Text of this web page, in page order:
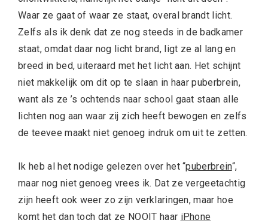
Waar ze gaat of waar ze staat, overal brandt licht.
Zelfs als ik denk dat ze nog steeds in de badkamer
staat, omdat daar nog licht brand, ligt ze al lang en
breed in bed, uiteraard met het licht aan. Het schijnt
niet makkelijk om dit op te slaan in haar puberbrein,
want als ze ’s ochtends naar school gaat staan alle
lichten nog aan waar zij zich heeft bewogen en zelfs
de teevee maakt niet genoeg indruk om uit te zetten.
Ik heb al het nodige gelezen over het “puberbrein“,
maar nog niet genoeg vrees ik. Dat ze vergeetachtig
zijn heeft ook weer zo zijn verklaringen, maar hoe
komt het dan toch dat ze NOOIT haar iPhone